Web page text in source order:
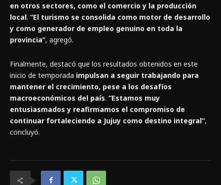
en otros sectores, como el comercio y la producción
local. “El turismo se consolida como motor de desarrollo
y como generador de empleo genuino en toda la
provincia”, agregó.
Finalmente, destacó que los resultados obtenidos en este
inicio de temporada impulsan a seguir trabajando para
mantener el crecimiento, pese a los desafíos
macroeconómicos del país. “Estamos muy
entusiasmados y reafirmamos el compromiso de
continuar fortaleciendo a Jujuy como destino integral”,
concluyó.